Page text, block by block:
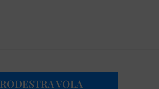
VOLA